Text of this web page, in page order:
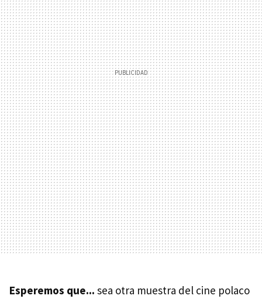
Esperemos que... sea otra muestra del cine polaco